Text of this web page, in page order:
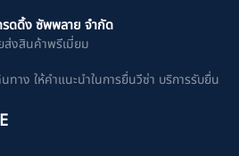
รดดิ้ง ซัพพลาย จำกัด
ส่งสินค้าพรีเมี่ยม
นทาง ให้คำแนะนำในการยื่นวีซ่า บริการรับยื่น